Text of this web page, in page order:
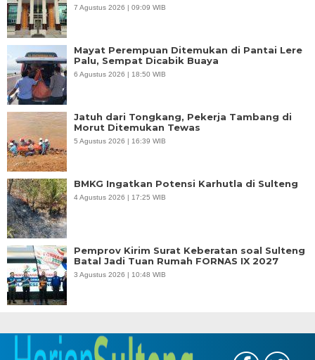
7 Agustus 2026 | 09:09 WIB
Mayat Perempuan Ditemukan di Pantai Lere
Palu, Sempat Dicabik Buaya
6 Agustus 2026 | 18:50 WIB
Jatuh dari Tongkang, Pekerja Tambang di
Morut Ditemukan Tewas
5 Agustus 2026 | 16:39 WIB
BMKG Ingatkan Potensi Karhutla di Sulteng
4 Agustus 2026 | 17:25 WIB
Pemprov Kirim Surat Keberatan soal Sulteng
Batal Jadi Tuan Rumah FORNAS IX 2027
3 Agustus 2026 | 10:48 WIB